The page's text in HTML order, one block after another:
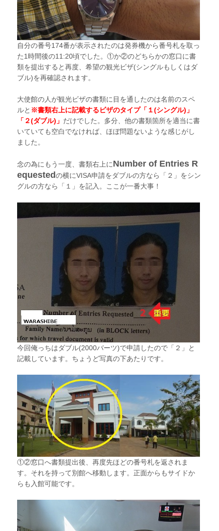
自分の番号174番が表示されたのは発券機から番号札を取っ
た1時間後の11:20頃でした。①か②のどちらかの窓口に書
類を提出すると再度、希望の観光ビザ(シングルもしくはダ
ブル)を再確認されます。
大使館の人が観光ビザの書類に目を通したのは名前のスペ
ルと ※書類右上に記載するビザのタイプ「１(シングル)」
「２(ダブル)」 だけでした。多分、他の書類箇所を適当に書
いていても空白でなければ、ほぼ問題ないような感じがし
ました。
念の為にもう一度、書類右上にNumber of Entries R
equestedの横にVISA申請をダブルの方なら「２」をシン
グルの方なら「１」を記入。ここが一番大事！
今回俺っちはダブル(2000バーツ)で申請したので「２」と
記載しています。ちょうど写真の下あたりです。
①②窓口へ書類提出後、再度先ほどの番号札を返されま
す。それを持って別館へ移動します。正面からもサイドか
らも入館可能です。